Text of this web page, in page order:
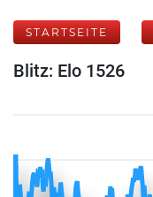
STARTSEITE
Blitz: Elo 1526